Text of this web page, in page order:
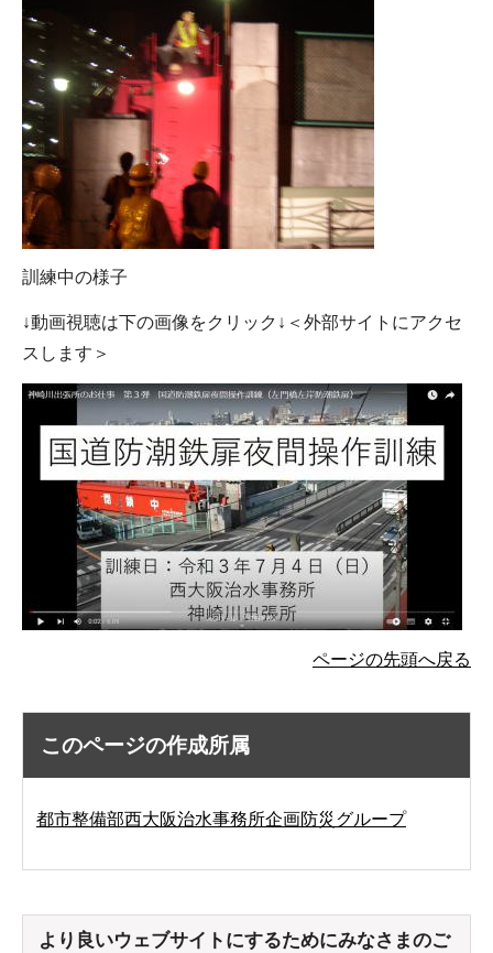
訓練中の様子
↓動画視聴は下の画像をクリック↓＜外部サイトにアクセ
スします＞
ページの先頭へ戻る
このページの作成所属
都市整備部西大阪治水事務所企画防災グループ
より良いウェブサイトにするためにみなさまのご